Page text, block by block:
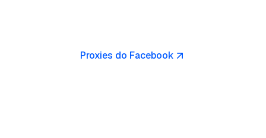
Proxies do Facebook